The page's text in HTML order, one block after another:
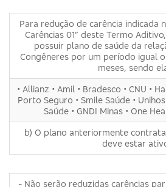
Para redução de carência indicada
Carências 01” deste Termo
possuir plano de saúde da
Congêneres por um período igual
meses, sendo
• Allianz • Amil • Bradesco • CNU •
Porto Seguro • Smile Saúde •
Saúde • GNDI Minas • One
b) O plano anteriormente
deve estar
- Não serão reduzidas carências